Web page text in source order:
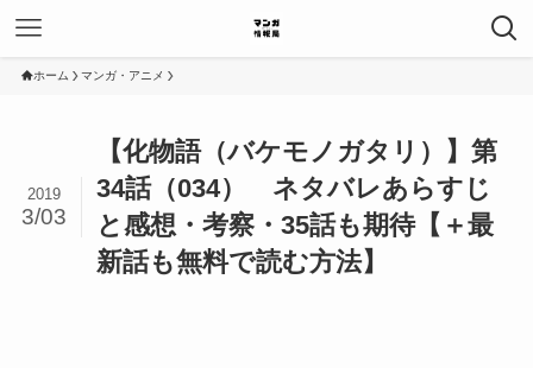
ホーム マンガ・アニメ
【化物語（バケモノガタリ）】第
34話（034） ネタバレあらすじ
と感想・考察・35話も期待【＋最
新話も無料で読む方法】
2019
3/03